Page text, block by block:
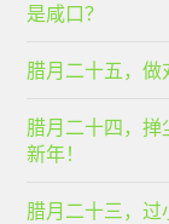
是咸口？
腊月二十五，做
腊月二十四，
新年！
腊月二十三，